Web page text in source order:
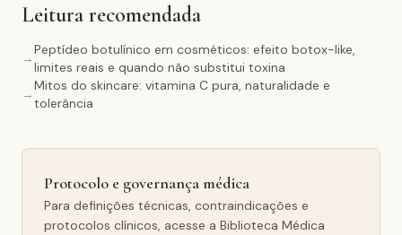
Leitura recomendada
→
Peptídeo botulínico em cosméticos: efeito botox-like,
limites reais e quando não substitui toxina
→
Mitos do skincare: vitamina C pura, naturalidade e
tolerância
Protocolo e governança médica
Para definições técnicas, contraindicações e
protocolos clínicos, acesse a Biblioteca Médica